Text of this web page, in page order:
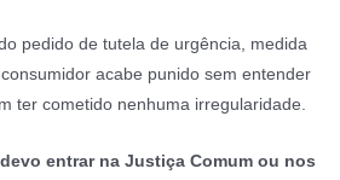
pedido de tutela de urgência, medida
acabe punido sem entender
ter cometido nenhuma irregularidade.
devo entrar na Justiça Comum ou nos